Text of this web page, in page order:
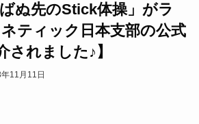
ばぬ先のStick体操」がラ
ティック日本支部の公式
されました♪】
11月11日